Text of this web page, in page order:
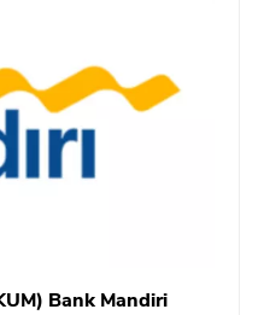
Bank Mandiri